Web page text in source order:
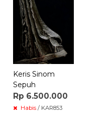
Keris Sinom
Sepuh
Rp 6.500.000
Habis / KAR853